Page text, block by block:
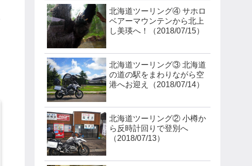
北海道ツーリング④ サホロ
ベアーマウンテンから北上
し美瑛へ！（2018/07/15）
北海道ツーリング③ 北海道
の道の駅をまわりながら空
港へお迎え（2018/07/14）
北海道ツーリング② 小樽か
ら反時計回りで登別へ
（2018/07/13）